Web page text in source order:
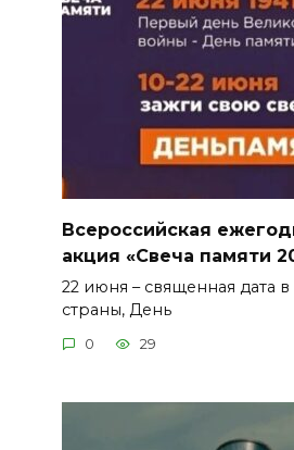
Всероссийская
акция «Свеча памяти
22 июня – священная дата
страны, День
0 29